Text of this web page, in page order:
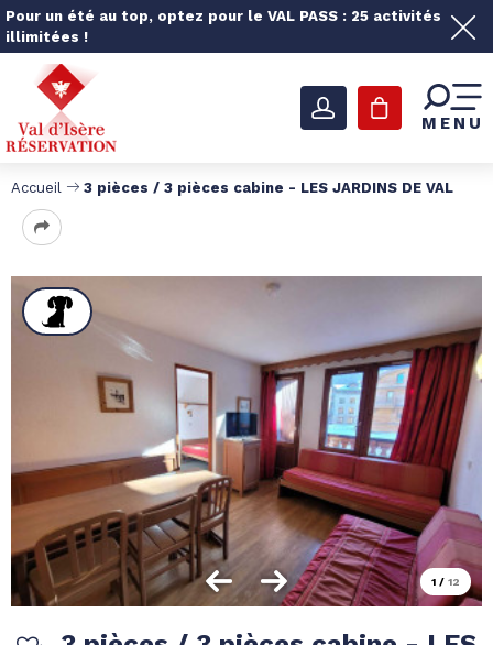
Pour un été au top, optez pour le VAL PASS : 25 activités
illimitées !
MENU
Accueil 3 pièces / 3 pièces cabine - LES JARDINS DE VAL
1 / 12